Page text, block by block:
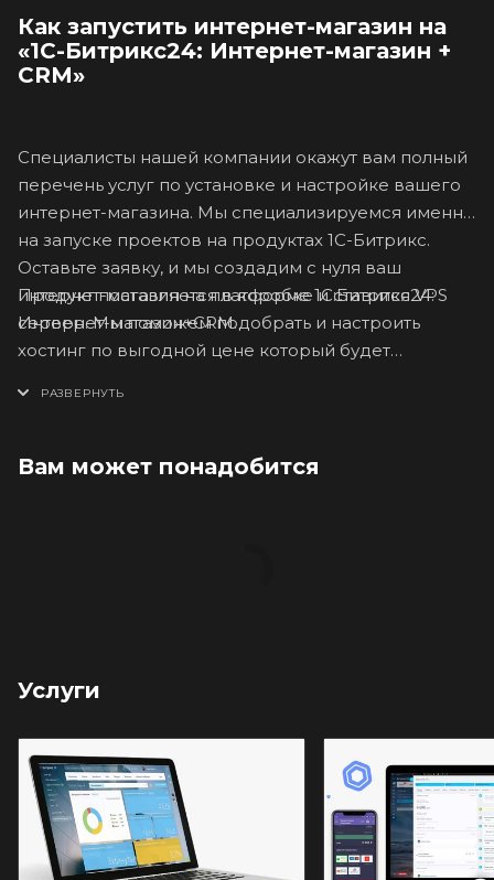
Как запустить интернет-магазин на
«1С-Битрикс24: Интернет-магазин +
CRM»
Специалисты нашей компании окажут вам полный
перечень услуг по установке и настройке вашего
интернет-магазина. Мы специализируемся именно
на запуске проектов на продуктах 1С-Битрикс.
Оставьте заявку, и мы создадим с нуля ваш
интернет-магазин на платформе 1С:Битрикс24:
Интернет-магазин+CRM.
Продукт поставляется в коробке и ставится VPS
сервер. Мы поможем подобрать и настроить
хостинг по выгодной цене который будет
Вам может понадобится
Услуги